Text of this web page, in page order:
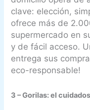
clave: elección,
ofrece más de
supermercado en
y de fácil acceso.
entrega sus
eco-responsable!
3 – Gorilas: el